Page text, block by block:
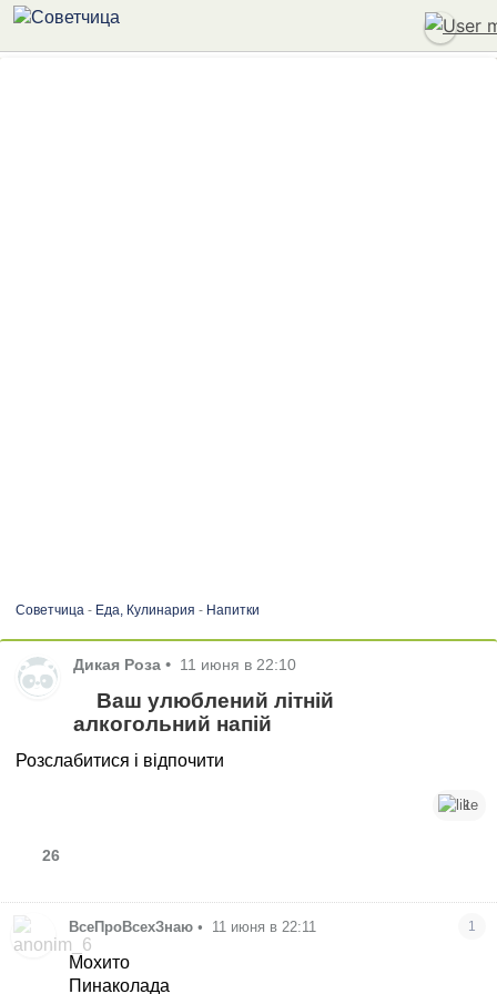
Советчица- Еда, Кулинария - Напитки
Дикая Роза • 11 июня в 22:10
Ваш улюблений літній
алкогольний напій
Розслабитися і відпочити
1
26
ВсеПроВсехЗнаю • 11 июня в 22:11 1
Мохито
Пинаколада